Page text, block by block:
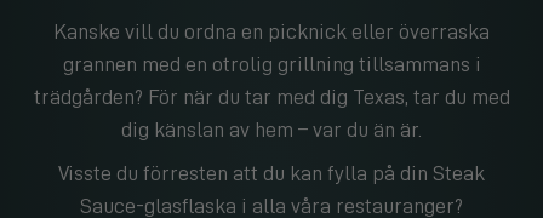
Kanske vill du ordna en picknick eller överraska
grannen med en otrolig grillning tillsammans i
trädgården? För när du tar med dig Texas, tar du med
dig känslan av hem – var du än är.
Visste du förresten att du kan fylla på din Steak
Sauce-glasflaska i alla våra restauranger?